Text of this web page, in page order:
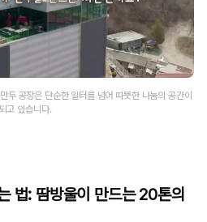
두 공장은 단순한 일터를 넘어 따뜻한 나눔의 공간이
되고 있습니다.
법: 땀방울이 만드는 20톤의